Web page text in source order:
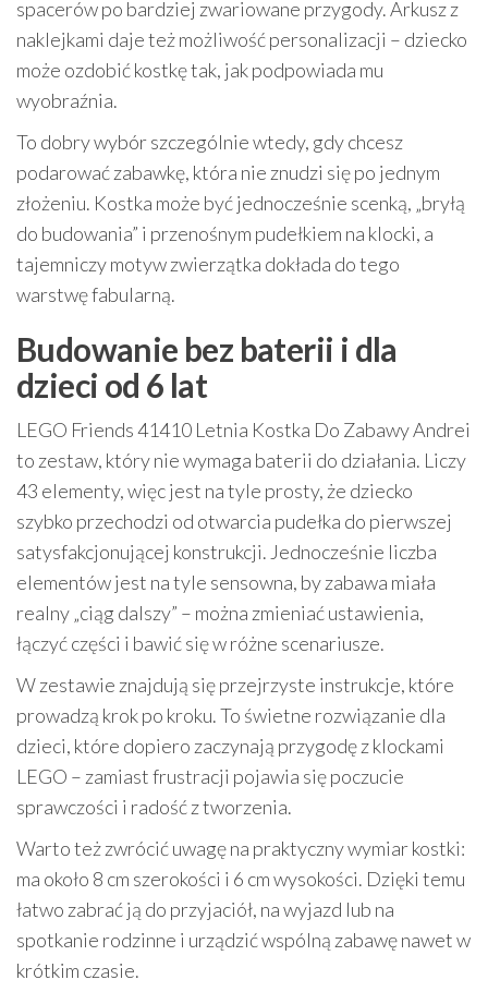
spacerów po bardziej zwariowane przygody. Arkusz z
naklejkami daje też możliwość personalizacji – dziecko
może ozdobić kostkę tak, jak podpowiada mu
wyobraźnia.
To dobry wybór szczególnie wtedy, gdy chcesz
podarować zabawkę, która nie znudzi się po jednym
złożeniu. Kostka może być jednocześnie scenką, „bryłą
do budowania” i przenośnym pudełkiem na klocki, a
tajemniczy motyw zwierzątka dokłada do tego
warstwę fabularną.
Budowanie bez baterii i dla
dzieci od 6 lat
LEGO Friends 41410 Letnia Kostka Do Zabawy Andrei
to zestaw, który nie wymaga baterii do działania. Liczy
43 elementy, więc jest na tyle prosty, że dziecko
szybko przechodzi od otwarcia pudełka do pierwszej
satysfakcjonującej konstrukcji. Jednocześnie liczba
elementów jest na tyle sensowna, by zabawa miała
realny „ciąg dalszy” – można zmieniać ustawienia,
łączyć części i bawić się w różne scenariusze.
W zestawie znajdują się przejrzyste instrukcje, które
prowadzą krok po kroku. To świetne rozwiązanie dla
dzieci, które dopiero zaczynają przygodę z klockami
LEGO – zamiast frustracji pojawia się poczucie
sprawczości i radość z tworzenia.
Warto też zwrócić uwagę na praktyczny wymiar kostki:
ma około 8 cm szerokości i 6 cm wysokości. Dzięki temu
łatwo zabrać ją do przyjaciół, na wyjazd lub na
spotkanie rodzinne i urządzić wspólną zabawę nawet w
krótkim czasie.